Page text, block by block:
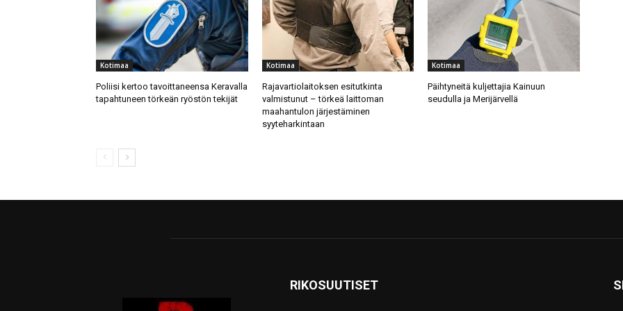
Kotimaa
Poliisi kertoo tavoittaneensa Keravalla
tapahtuneen törkeän ryöstön tekijät
Kotimaa
Rajavartiolaitoksen esitutkinta
valmistunut – törkeä laittoman
maahantulon järjestäminen
syyteharkintaan
Kotimaa
Päihtyneitä kuljettajia Kainuun
seudulla ja Merijärvellä
RIKOSUUTISET